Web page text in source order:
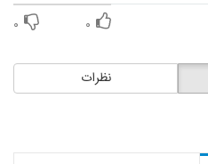
۰ ۰
نظرات